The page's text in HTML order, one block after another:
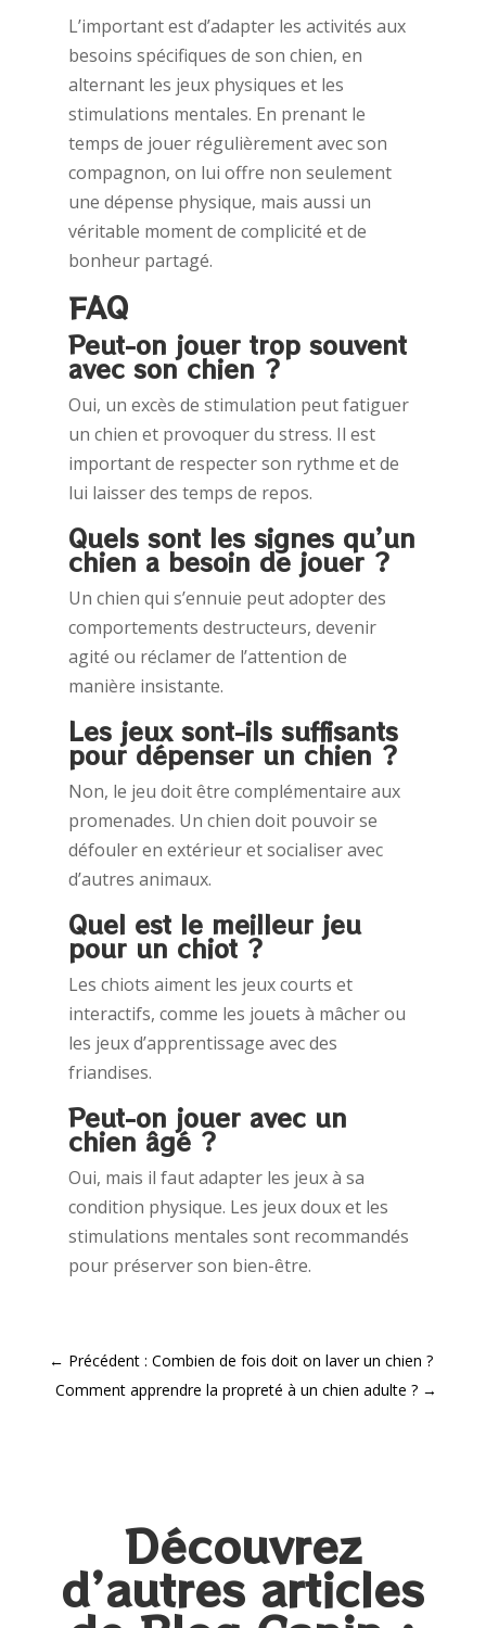
L’important est d’adapter les activités aux
besoins spécifiques de son chien, en
alternant les jeux physiques et les
stimulations mentales. En prenant le
temps de jouer régulièrement avec son
compagnon, on lui offre non seulement
une dépense physique, mais aussi un
véritable moment de complicité et de
bonheur partagé.
FAQ
Peut-on jouer trop souvent
avec son chien ?
Oui, un excès de stimulation peut fatiguer
un chien et provoquer du stress. Il est
important de respecter son rythme et de
lui laisser des temps de repos.
Quels sont les signes qu’un
chien a besoin de jouer ?
Un chien qui s’ennuie peut adopter des
comportements destructeurs, devenir
agité ou réclamer de l’attention de
manière insistante.
Les jeux sont-ils suffisants
pour dépenser un chien ?
Non, le jeu doit être complémentaire aux
promenades. Un chien doit pouvoir se
défouler en extérieur et socialiser avec
d’autres animaux.
Quel est le meilleur jeu
pour un chiot ?
Les chiots aiment les jeux courts et
interactifs, comme les jouets à mâcher ou
les jeux d’apprentissage avec des
friandises.
Peut-on jouer avec un
chien âgé ?
Oui, mais il faut adapter les jeux à sa
condition physique. Les jeux doux et les
stimulations mentales sont recommandés
pour préserver son bien-être.
← Précédent : Combien de fois doit on laver un chien ?
Comment apprendre la propreté à un chien adulte​ ? →
Découvrez
d’autres articles